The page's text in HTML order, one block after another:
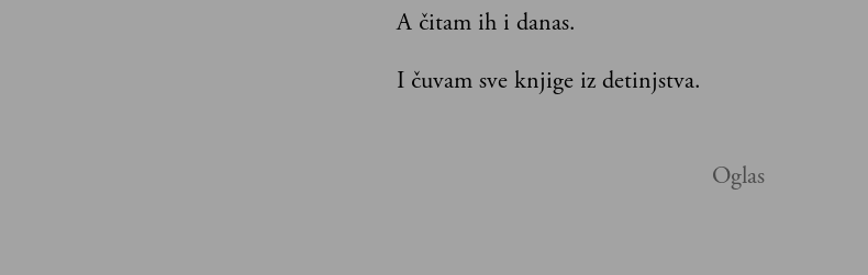
A čitam ih i danas.
I čuvam sve knjige iz detinjstva.